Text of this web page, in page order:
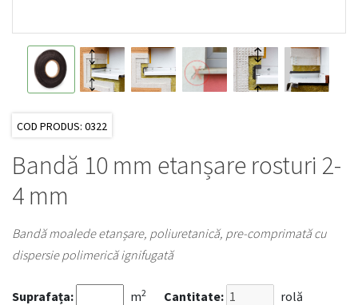
COD PRODUS: 0322
Bandă 10 mm etanșare rosturi 2-
4 mm
Bandă moalede etanșare, poliuretanică, pre-comprimată cu
dispersie polimerică ignifugată
Suprafața: m2 Cantitate: rolă